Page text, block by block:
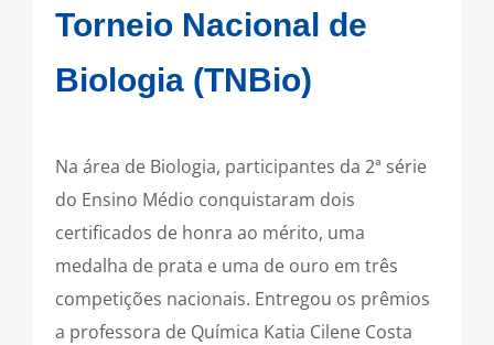
Torneio Nacional de
Biologia (TNBio)
Na área de Biologia, participantes da 2ª série
do Ensino Médio conquistaram dois
certificados de honra ao mérito, uma
medalha de prata e uma de ouro em três
competições nacionais. Entregou os prêmios
a professora de Química Katia Cilene Costa